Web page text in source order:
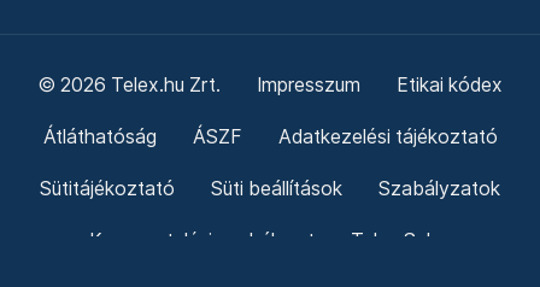
© 2026 Telex.hu Zrt. Impresszum Etikai kódex
Átláthatóság ÁSZF Adatkezelési tájékoztató
Sütitájékoztató Süti beállítások Szabályzatok
Kommentelési szabályzat Telex Sales